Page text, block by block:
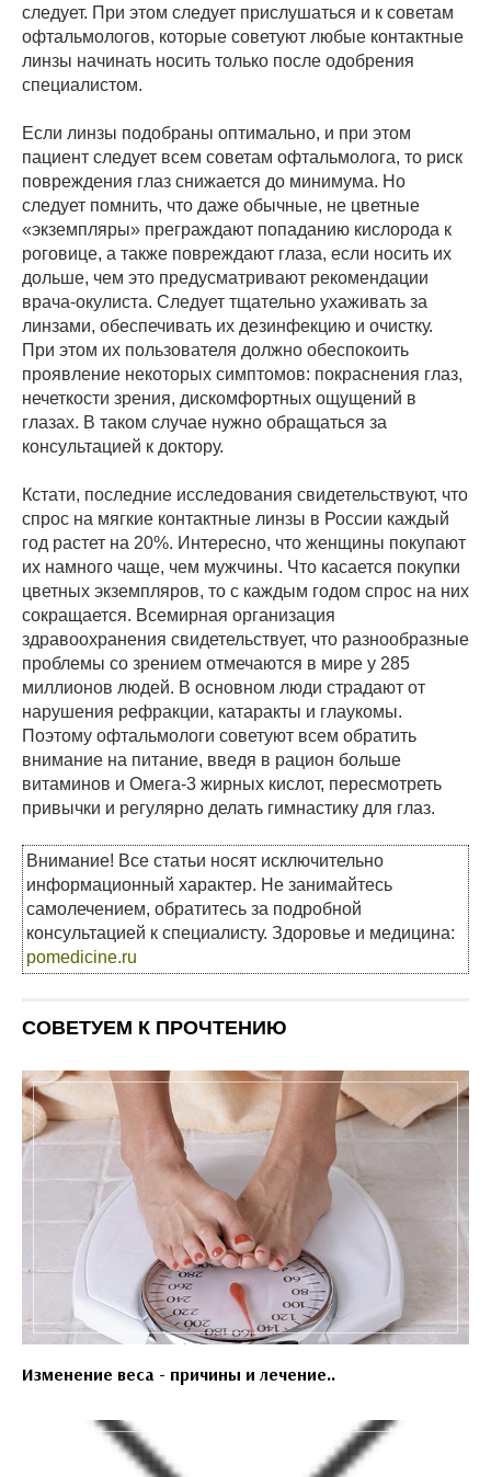
следует. При этом следует прислушаться и к советам
офтальмологов, которые советуют любые контактные
линзы начинать носить только после одобрения
специалистом.
Если линзы подобраны оптимально, и при этом
пациент следует всем советам офтальмолога, то риск
повреждения глаз снижается до минимума. Но
следует помнить, что даже обычные, не цветные
«экземпляры» преграждают попаданию кислорода к
роговице, а также повреждают глаза, если носить их
дольше, чем это предусматривают рекомендации
врача-окулиста. Следует тщательно ухаживать за
линзами, обеспечивать их дезинфекцию и очистку.
При этом их пользователя должно обеспокоить
проявление некоторых симптомов: покраснения глаз,
нечеткости зрения, дискомфортных ощущений в
глазах. В таком случае нужно обращаться за
консультацией к доктору.
Кстати, последние исследования свидетельствуют, что
спрос на мягкие контактные линзы в России каждый
год растет на 20%. Интересно, что женщины покупают
их намного чаще, чем мужчины. Что касается покупки
цветных экземпляров, то с каждым годом спрос на них
сокращается. Всемирная организация
здравоохранения свидетельствует, что разнообразные
проблемы со зрением отмечаются в мире у 285
миллионов людей. В основном люди страдают от
нарушения рефракции, катаракты и глаукомы.
Поэтому офтальмологи советуют всем обратить
внимание на питание, введя в рацион больше
витаминов и Омега-3 жирных кислот, пересмотреть
привычки и регулярно делать гимнастику для глаз.
Внимание! Все статьи носят исключительно
информационный характер. Не занимайтесь
самолечением, обратитесь за подробной
консультацией к специалисту. Здоровье и медицина:
pomedicine.ru
СОВЕТУЕМ К ПРОЧТЕНИЮ
Изменение веса - причины и лечение..